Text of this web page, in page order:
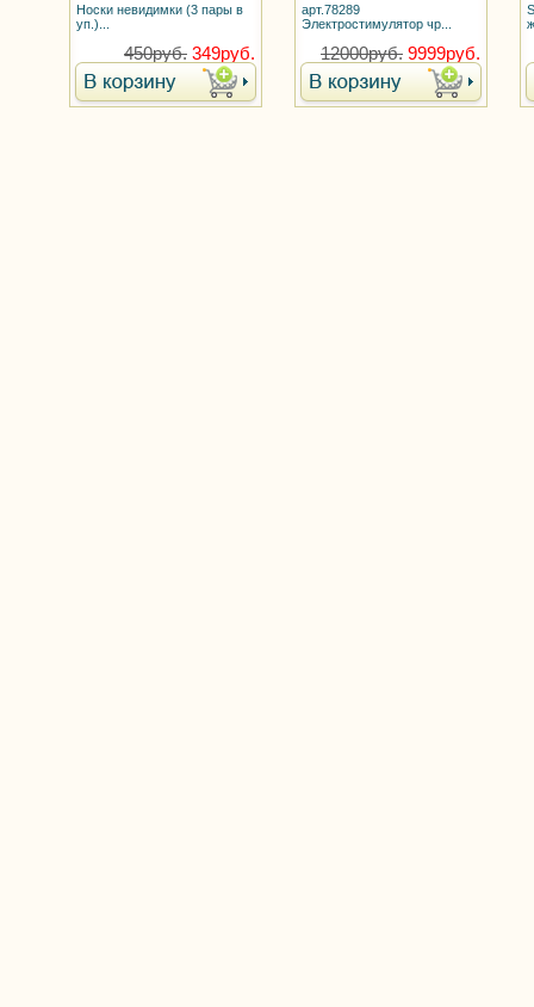
Носки невидимки (3 пары в
уп.)...
450руб. 349руб.
арт.78289
Электростимулятор чр...
12000руб. 9999руб.